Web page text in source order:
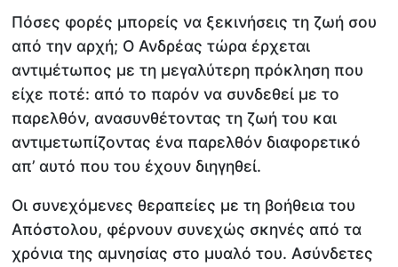
Πόσες φορές μπορείς να ξεκινήσεις τη ζωή σου
από την αρχή; Ο Ανδρέας τώρα έρχεται
αντιμέτωπος με τη μεγαλύτερη πρόκληση που
είχε ποτέ: από το παρόν να συνδεθεί με το
παρελθόν, ανασυνθέτοντας τη ζωή του και
αντιμετωπίζοντας ένα παρελθόν διαφορετικό
απ’ αυτό που του έχουν διηγηθεί.
Οι συνεχόμενες θεραπείες με τη βοήθεια του
Απόστολου, φέρνουν συνεχώς σκηνές από τα
χρόνια της αμνησίας στο μυαλό του. Ασύνδετες